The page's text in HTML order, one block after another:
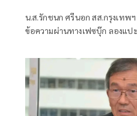
น.ส.รักชนก ศรีนอก สส.กรุงเทพ
ข้อความผ่านทางเฟซบุ๊ก ลองแป
ก่อน